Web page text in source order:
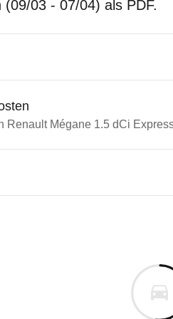
(09/03 - 07/04) als PDF.
Renault Mégane 1.5 dCi